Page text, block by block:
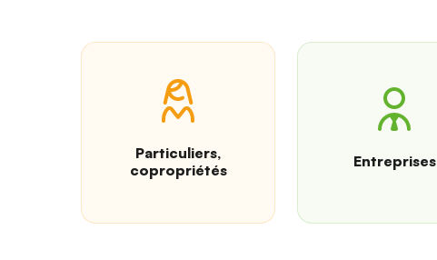
Particuliers,
copropriétés
Entreprises